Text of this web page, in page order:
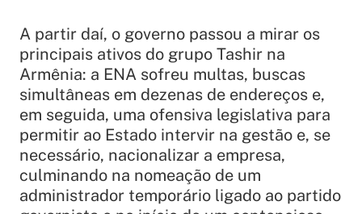
A partir daí, o governo passou a mirar os
principais ativos do grupo Tashir na
Armênia: a ENA sofreu multas, buscas
simultâneas em dezenas de endereços e,
em seguida, uma ofensiva legislativa para
permitir ao Estado intervir na gestão e, se
necessário, nacionalizar a empresa,
culminando na nomeação de um
administrador temporário ligado ao partido